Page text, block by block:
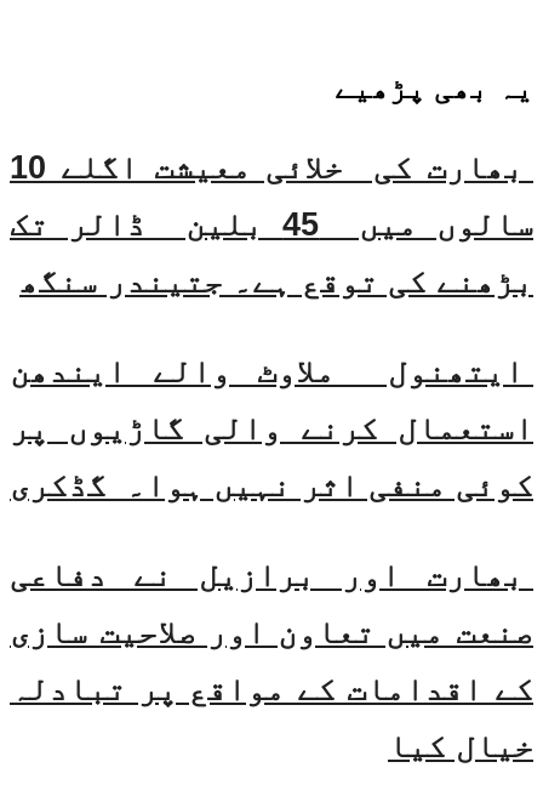
یہ بھی پڑھیے
بھارت کی خلائی معیشت اگلے 10
سالوں میں 45 بلین ڈالر تک
بڑھنے کی توقع ہے۔ جتیندر سنگھ
ایتھنول ملاوٹ والے ایندھن
استعمال کرنے والی گاڑیوں پر
کوئی منفی اثر نہیں ہوا۔ گڈکری
بھارت اور برازیل نے دفاعی
صنعت میں تعاون اور صلاحیت سازی
کے اقدامات کے مواقع پر تبادلہ
خیال کیا